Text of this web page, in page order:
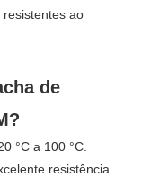
ao
de
°C a 100 °C.
resistência